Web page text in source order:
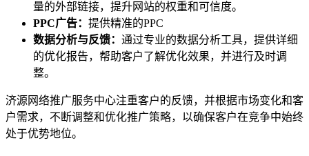
量的外部链接，提升网站的权重和可信度。
PPC广告： 提供精准的PPC
数据分析与反馈： 通过专业的数据分析工具，提供详细
的优化报告，帮助客户了解优化效果，并进行及时调
整。
济源网络推广服务中心注重客户的反馈，并根据市场变化和客
户需求，不断调整和优化推广策略，以确保客户在竞争中始终
处于优势地位。